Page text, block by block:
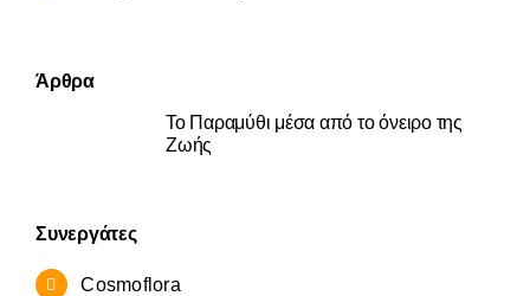
Άρθρα
Το Παραμύθι μέσα από το όνειρο της
Ζωής
Συνεργάτες
Cosmoflora